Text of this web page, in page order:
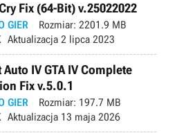
Fix (64-Bit) v.25022022
GIER Rozmiar: 2201.9 MB
Aktualizacja 2 lipca 2023
IV GTA IV Complete
Fix v.5.0.1
GIER Rozmiar: 197.7 MB
Aktualizacja 13 maja 2026